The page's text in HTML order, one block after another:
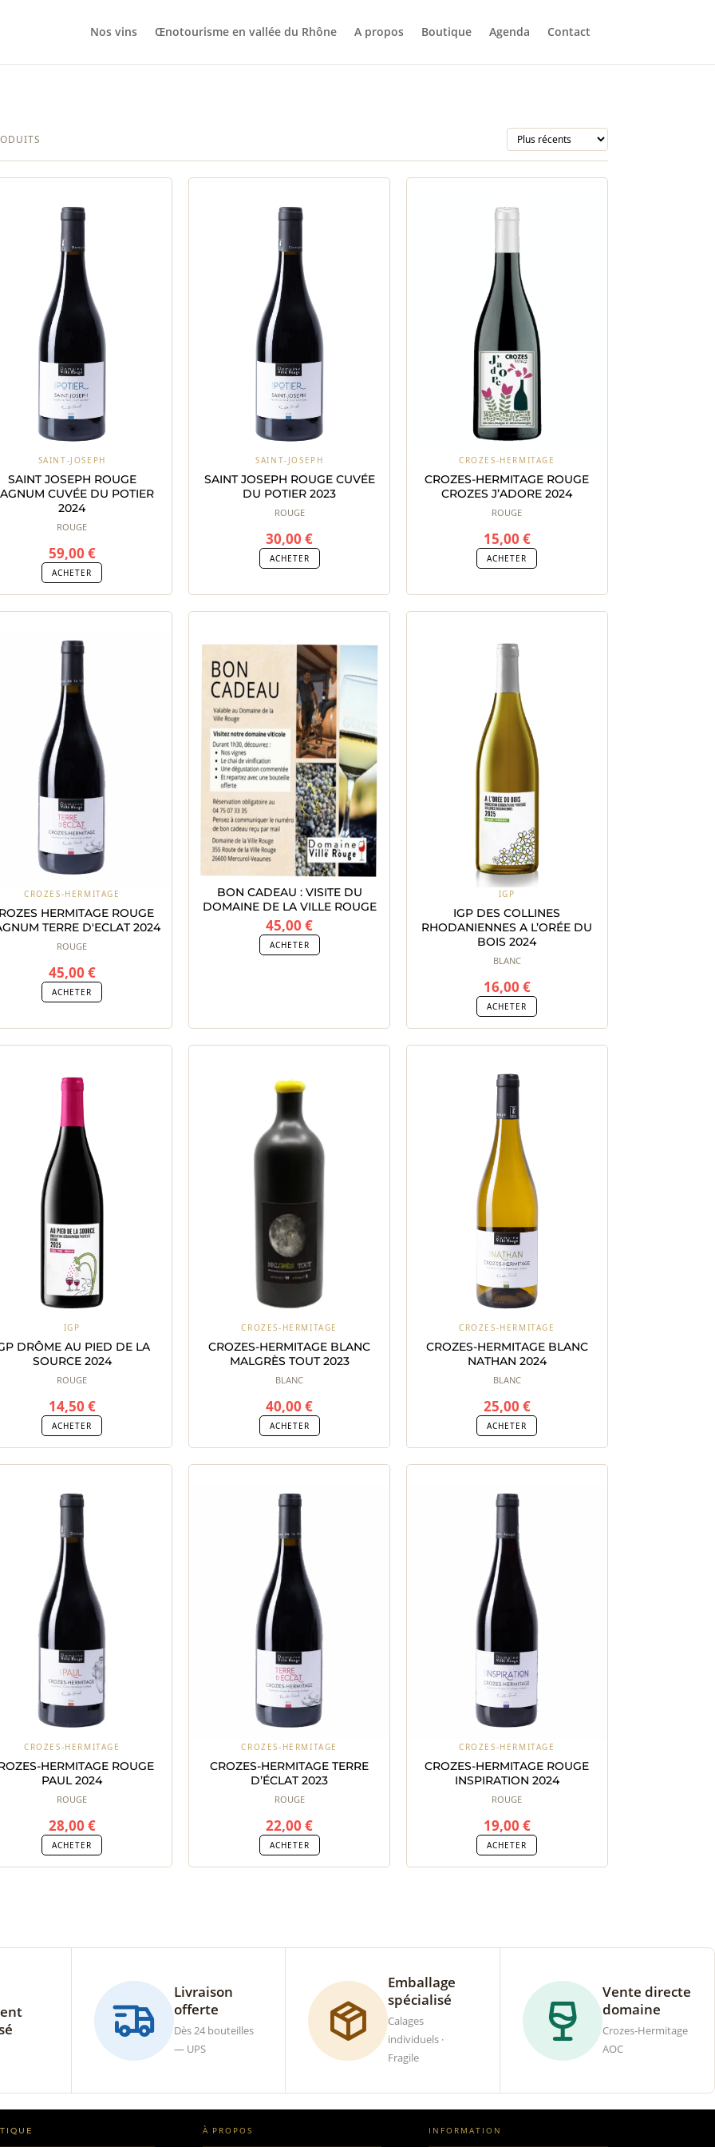
Nos vins Œnotourisme en vallée du Rhône A propos Boutique Agenda Contact
SAINT-JOSEPH
SAINT JOSEPH ROUGE
CUVÉE DU POTIER
2024
ROUGE
59,00 €
ACHETER
SAINT-JOSEPH
SAINT JOSEPH ROUGE CUVÉE
DU POTIER 2023
ROUGE
30,00€
ACHETER
CROZES-HERMITAGE
CROZES-HERMITAGE ROUGE
CROZES J’ADORE 2024
ROUGE
15,00 €
ACHETER
CROZES-HERMITAGE
HERMITAGE ROUGE
TERRE D'ECLAT 2024
ROUGE
45,00 €
ACHETER
BON CADEAU : VISITE DU
DOMAINE DE LA VILLE ROUGE
45,00€
ACHETER
IGP
IGP DES COLLINES
RHODANIENNES A L’ORÉE DU
BOIS 2024
BLANC
16,00 €
ACHETER
IGP
DRÔME AU PIED DE LA
SOURCE 2024
ROUGE
14,50 €
ACHETER
CROZES-HERMITAGE
CROZES-HERMITAGE BLANC
MALGRÈS TOUT 2023
BLANC
40,00€
ACHETER
CROZES-HERMITAGE
CROZES-HERMITAGE BLANC
NATHAN 2024
BLANC
25,00 €
ACHETER
CROZES-HERMITAGE
HERMITAGE ROUGE
PAUL 2024
ROUGE
28,00 €
ACHETER
CROZES-HERMITAGE
CROZES-HERMITAGE TERRE
D’ÉCLAT 2023
ROUGE
22,00€
ACHETER
CROZES-HERMITAGE
CROZES-HERMITAGE ROUGE
INSPIRATION 2024
ROUGE
19,00 €
ACHETER
Livraison
offerte
Dès 24 bouteilles
— UPS
Emballage
spécialisé
Calages
individuels ·
Fragile
Vente directe
domaine
Crozes-Hermitage
AOC
À PROPOS INFORMATION